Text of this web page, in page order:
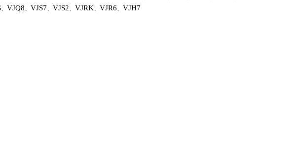
、 VJQ8、 VJS7、 VJS2、 VJRK、 VJR6、 VJH7